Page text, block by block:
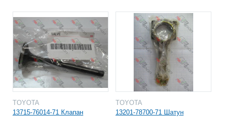
TOYOTA
13715-76014-71 Клапан
TOYOTA
13201-78700-71 Шатун